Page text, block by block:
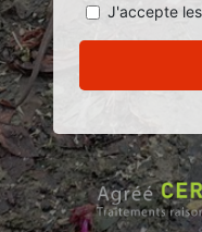
J'accepte les